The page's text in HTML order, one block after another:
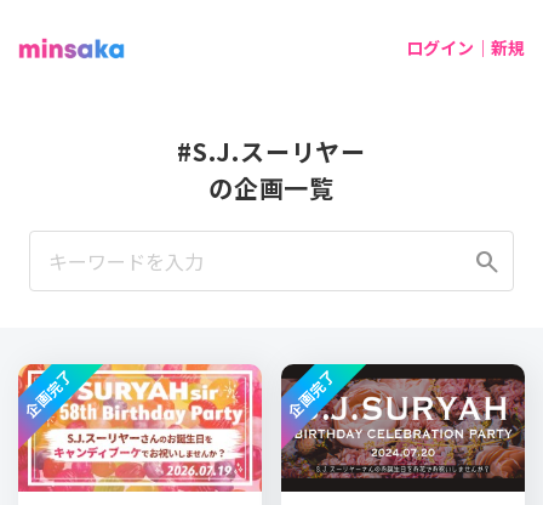
ログイン｜新規
#S.J.スーリヤー
の企画一覧
search
企画完了 企画完了